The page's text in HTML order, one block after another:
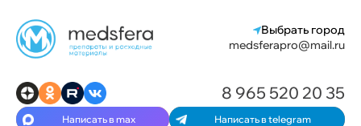
Выбрать город
medsferapro@mail.ru
Написать в max Написать в telegram
8 965 520 20 35